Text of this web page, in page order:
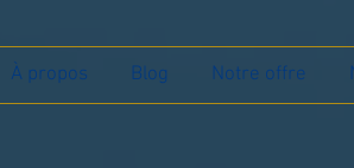
À propos Blog Notre offre